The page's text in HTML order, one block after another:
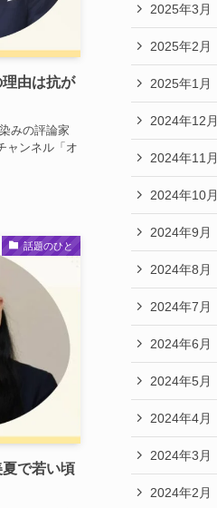
理由は抗が
みの評論家
ャンネル「オ
話題のひと
夏で若い頃
2025年3月
2025年2月
2025年1月
2024年12月
2024年11月
2024年10月
2024年9月
2024年8月
2024年7月
2024年6月
2024年5月
2024年4月
2024年3月
2024年2月